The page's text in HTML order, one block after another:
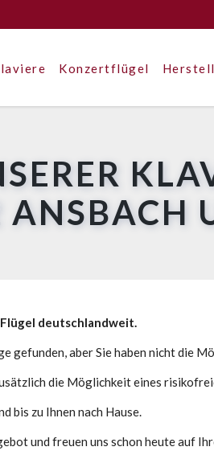
Konzertflügel
deutschlandweit.
gefunden, aber Sie haben nicht die
die Möglichkeit eines
bis zu Ihnen nach Hause.
und freuen uns schon heute auf